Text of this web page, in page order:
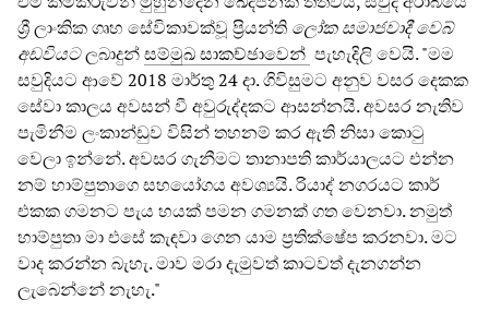
ශ්‍රී ලාංකික ගෘහ සේවිකාවක්වූ ප්‍රියන්ති ලෝක සමාජවාදී වෙබ්
අඩවියටලබාදුන්සම්මුඛ සාකච්ඡාවෙන් පැහැදිලි වෙයි. "මම
සවුදියට ආවේ 2018 මාර්තු 24 දා. ගිවිසුමට අනුව වසර දෙකක
සේවා කාලය අවසන් වී අවුරුද්දකට ආසන්නයි. අවසර නැතිව
පැමිනීම ලංකාන්ඩුව විසින් තහනම් කර ඇති නිසා කොටු
වෙලා ඉන්නේ. අවසර ගැනීමට තානාපති කාර්යාලයට එන්න
නම් හාම්පුතාගෙ සහයෝගය අවශ්‍යයි. රියාද් නගරයට කාර්
එකක ගමනට පැය හයක් පමන ගමනක් ගත වෙනවා. නමුත්
හාම්පුතා මා එසේ කැඳවා ගෙන යාම ප්‍රතික්ෂේප කරනවා. මට
වාද කරන්න බැහැ. මාව මරා දැමුවත් කාටවත් දැනගන්න
ලැබෙන්නේ නැහැ."